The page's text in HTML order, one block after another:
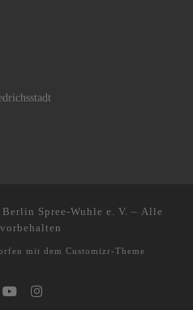
Spree-Wuhle e. V. – Alle
mit dem Customizr-Theme